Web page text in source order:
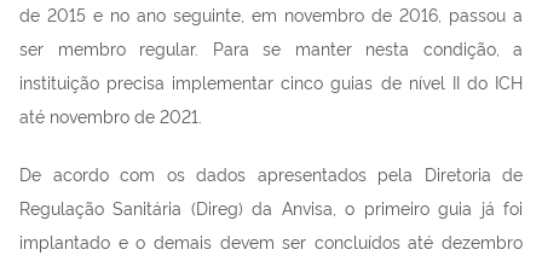
de 2015 e no ano seguinte, em novembro de 2016, passou a
ser membro regular. Para se manter nesta condição, a
instituição precisa implementar cinco guias de nível II do ICH
até novembro de 2021.
De acordo com os dados apresentados pela Diretoria de
Regulação Sanitária (Direg) da Anvisa, o primeiro guia já foi
implantado e o demais devem ser concluídos até dezembro